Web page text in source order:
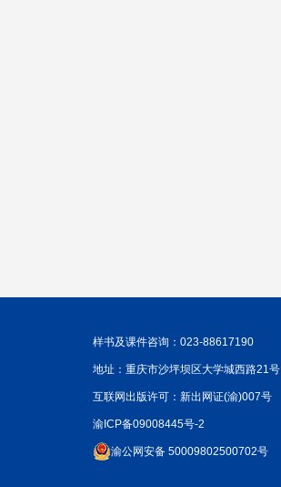
样书及课件咨询：023-88617190
地址：重庆市沙坪坝区大学城西路21号
互联网出版许可：新出网证(渝)007号
渝ICP备09008445号-2
渝公网安备 50009802500702号